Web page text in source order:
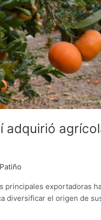
adquirió
principales exportadoras
diversificar el origen de